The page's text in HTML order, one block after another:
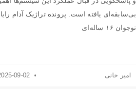
بی‌سابقه‌ای یافته است. پرونده تراژیک آدام
نوجوان ۱۶ ساله‌ای
امیر خانی